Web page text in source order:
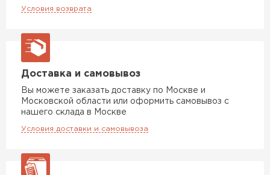
Условия возврата
Доставка и самовывоз
Вы можете заказать доставку по Москве и
Московской области или оформить самовывоз с
нашего склада в Москве
Условия доставки и самовывоза
Доборные элементы для кровли
ПЕРЕЙТИ